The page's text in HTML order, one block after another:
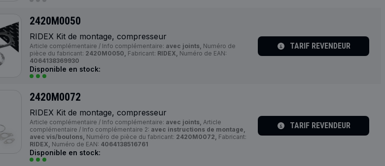
2420M0050
RIDEX Kit de montage, compresseur
Article complémentaire / Info complémentaire: avec joints, Numéro de
pièce du fabricant: 2420M0050, Fabricant: RIDEX, Numéro de EAN:
4064138369930
Disponible en stock:
TARIF REVENDEUR
2420M0072
RIDEX Kit de montage, compresseur
Article complémentaire / Info complémentaire: avec joints, Article
complémentaire / Info complémentaire 2: avec instructions de montage,
avec vis/boulons, Numéro de pièce du fabricant: 2420M0072, Fabricant:
RIDEX, Numéro de EAN: 4064138516761
Disponible en stock:
TARIF REVENDEUR